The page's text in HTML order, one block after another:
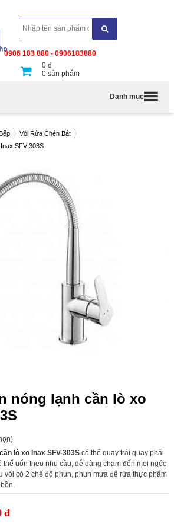
0906 183 880 - 0906183880
0 đ
0 sản phẩm
Danh mục
Vòi Rửa Chén Bát
SFV-303S
nóng lạnh cần lò xo
lò xo Inax SFV-303S có thể quay trái quay phải
thể uốn theo nhu cầu, dễ dàng chạm đến mọi ngóc
vòi có 2 chế độ phun, phun mưa để rửa thực phẩm
đ